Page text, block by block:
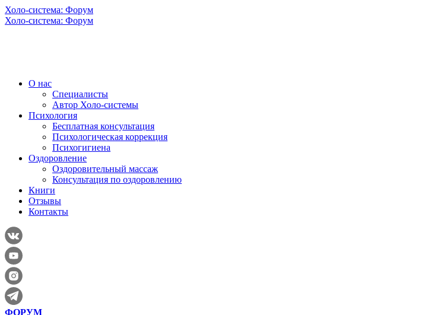
Холо-система: Форум
Холо-система: Форум
О нас
Специалисты
Автор Холо-системы
Психология
Бесплатная консультация
Психологическая коррекция
Психогигиена
Оздоровление
Оздоровительный массаж
Консультация по оздоровлению
Книги
Отзывы
Контакты
ФОРУМ